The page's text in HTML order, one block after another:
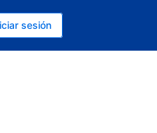
(México)
sesión